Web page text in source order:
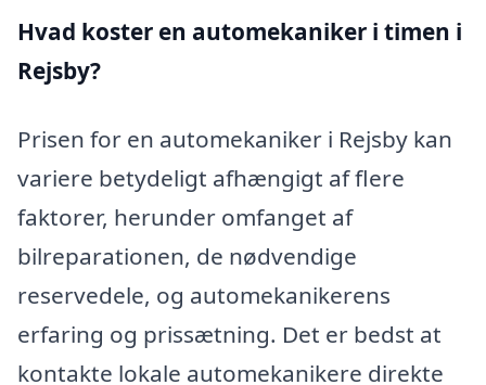
Hvad koster en automekaniker i timen i
Rejsby?
Prisen for en automekaniker i Rejsby kan
variere betydeligt afhængigt af flere
faktorer, herunder omfanget af
bilreparationen, de nødvendige
reservedele, og automekanikerens
erfaring og prissætning. Det er bedst at
kontakte lokale automekanikere direkte